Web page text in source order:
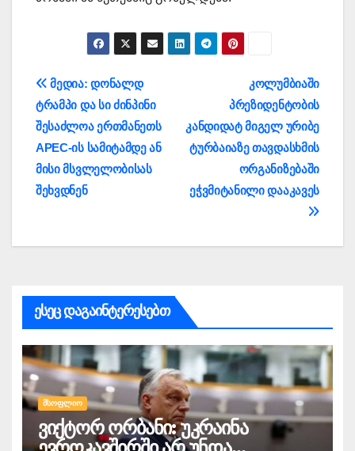
პოსტის
ნავიგაცია
კოლუმბიაში
პრეზიდენტობის
კანდიდატ მიგელ ურიბე
ტურბაიაზე თავდასხმის
ორგანიზებაში
ეჭვმიტანილი დააკავეს
მედია: დონალდ
ტრამპი და სი ძინპინი
შესაძლოა ერთმანეთს
APEC-ის სამიტამდე ან
მისი მსვლელობისას
შეხვდნენ
ესეც დაგაინტერესებთ
ᲛᲡᲝᲤᲚᲘᲝ
ვიქტორ ორბანი: უკრაინა